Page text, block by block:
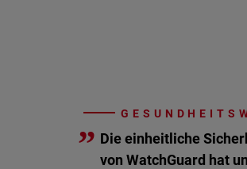
” Die einheitliche
von WatchGuard hat